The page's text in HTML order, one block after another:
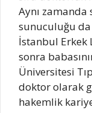
Aynı zamanda
sunuculuğu da
İstanbul Erkek
sonra
Üniversitesi
doktor olarak
hakemlik